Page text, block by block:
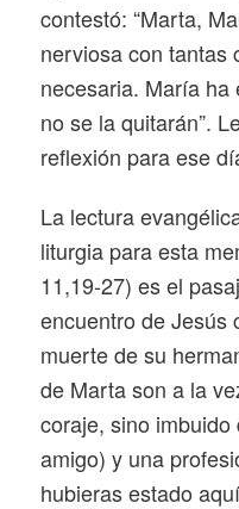
contestó: “Marta,
nerviosa con tantas
necesaria. María
no se la quitarán”.
reflexión para ese
La lectura
liturgia para esta
11,19-27) es el
encuentro de Jesús
muerte de su
de Marta son a la
coraje, sino
amigo) y una
hubieras estado